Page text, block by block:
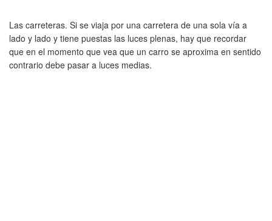
Las carreteras. Si se viaja por una carretera de una sola vía a
lado y lado y tiene puestas las luces plenas, hay que recordar
que en el momento que vea que un carro se aproxima en sentido
contrario debe pasar a luces medias.